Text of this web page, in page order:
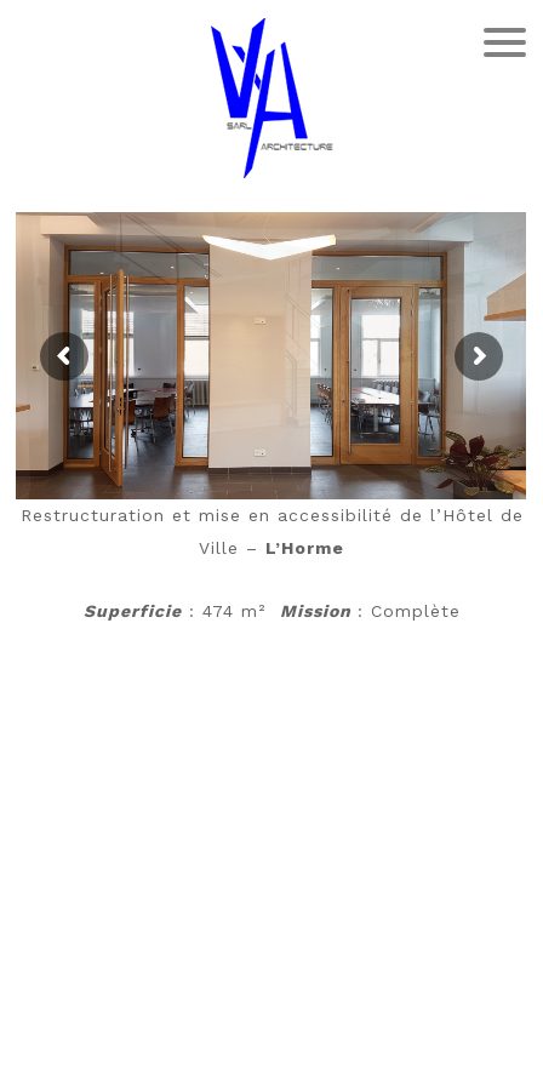
Restructuration et mise en accessibilité de l’Hôtel de
Ville – L’Horme
Superficie: 474 m² Mission : Complète